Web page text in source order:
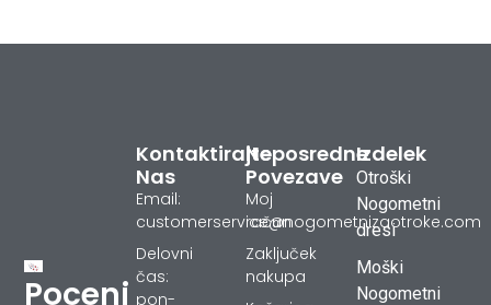
Poceni
Izdelek
Otroški
Nogometni
dresi
Moški
Nogometni
Neposredne
Povezave
Moj
račun
Zaključek
nakupa
Kontaktirajte
Nas
Email:
customerservice@nogometnizaotroke.com
Delovni
čas:
pon-